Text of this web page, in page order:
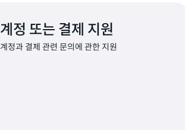
계정 또는 결제 지원
계정과 결제 관련 문의에 관한 지원